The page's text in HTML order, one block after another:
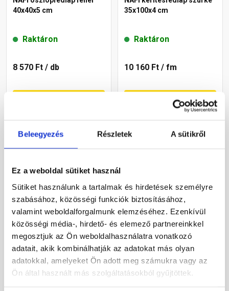
Beleegyezés Részletek A sütikről
Ez a weboldal sütiket használ
Sütiket használunk a tartalmak és hirdetések személyre
szabásához, közösségi funkciók biztosításához,
valamint weboldalforgalmunk elemzéséhez. Ezenkívül
közösségi média-, hirdető- és elemező partnereinkkel
megosztjuk az Ön weboldalhasználatra vonatkozó
adatait, akik kombinálhatják az adatokat más olyan
adatokkal, amelyeket Ön adott meg számukra vagy az
Ön által használt más szolgáltatásokból gyűjtöttek.
40x40x5 cm
Raktáron
8 570 Ft / db
35x100x4 cm
Raktáron
10 160 Ft / fm
Megnézem
NAFI oszlopfedlap szürke
30x30x5 cm
Raktáron
NAFI kerítésfedlap szürke
40x100x4 cm
Raktáron